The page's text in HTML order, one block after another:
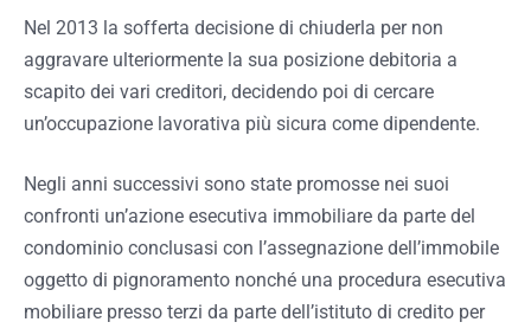
Nel 2013 la sofferta decisione di chiuderla per non
aggravare ulteriormente la sua posizione debitoria a
scapito dei vari creditori, decidendo poi di cercare
un’occupazione lavorativa più sicura come dipendente.
Negli anni successivi sono state promosse nei suoi
confronti un’azione esecutiva immobiliare da parte del
condominio conclusasi con l’assegnazione dell’immobile
oggetto di pignoramento nonché una procedura esecutiva
mobiliare presso terzi da parte dell’istituto di credito per